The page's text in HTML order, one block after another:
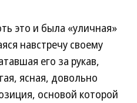
это и была «уличная»
навстречу своему
его за рукав,
ясная, довольно
основой которой